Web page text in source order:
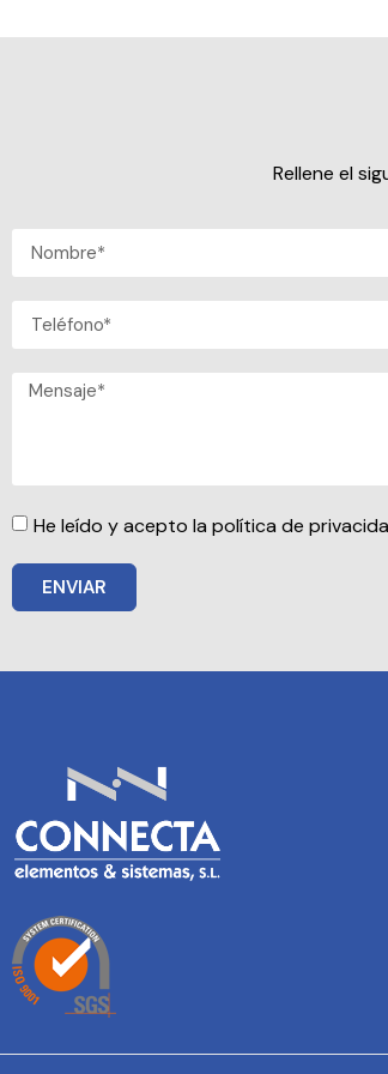
Rellene el
He leído y acepto la política de
ENVIAR